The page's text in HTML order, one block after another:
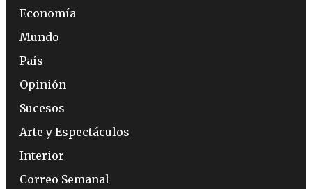
Economía
Mundo
País
Opinión
Sucesos
Arte y Espectáculos
Interior
Correo Semanal